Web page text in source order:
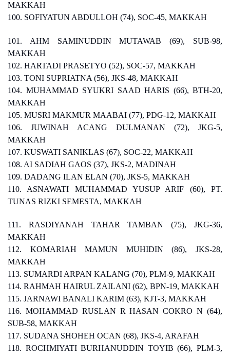
MAKKAH
100. SOFIYATUN ABDULLOH (74), SOC-45, MAKKAH
101. AHM SAMINUDDIN MUTAWAB (69), SUB-98,
MAKKAH
102. HARTADI PRASETYO (52), SOC-57, MAKKAH
103. TONI SUPRIATNA (56), JKS-48, MAKKAH
104. MUHAMMAD SYUKRI SAAD HARIS (66), BTH-20,
MAKKAH
105. MUSRI MAKMUR MAABAI (77), PDG-12, MAKKAH
106. JUWINAH ACANG DULMANAN (72), JKG-5,
MAKKAH
107. KUSWATI SANIKLAS (67), SOC-22, MAKKAH
108. AI SADIAH GAOS (37), JKS-2, MADINAH
109. DADANG ILAN ELAN (70), JKS-5, MAKKAH
110. ASNAWATI MUHAMMAD YUSUP ARIF (60), PT.
TUNAS RIZKI SEMESTA, MAKKAH
111. RASDIYANAH TAHAR TAMBAN (75), JKG-36,
MAKKAH
112. KOMARIAH MAMUN MUHIDIN (86), JKS-28,
MAKKAH
113. SUMARDI ARPAN KALANG (70), PLM-9, MAKKAH
114. RAHMAH HAIRUL ZAILANI (62), BPN-19, MAKKAH
115. JARNAWI BANALI KARIM (63), KJT-3, MAKKAH
116. MOHAMMAD RUSLAN R HASAN COKRO N (64),
SUB-58, MAKKAH
117. SUDANA SHOHEH OCAN (68), JKS-4, ARAFAH
118. ROCHMIYATI BURHANUDDIN TOYIB (66), PLM-3,